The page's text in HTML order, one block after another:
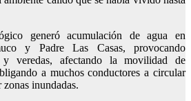
generó acumulación de agua en
y Padre Las Casas, provocando
y veredas, afectando la movilidad de
a muchos conductores a circular
inundadas.